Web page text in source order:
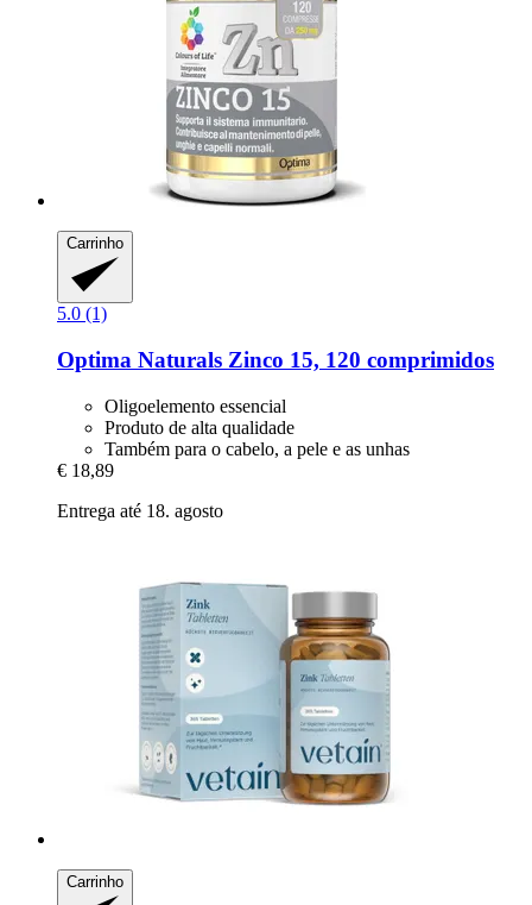
Carrinho
5.0 (1)
Optima Naturals Zinco 15, 120 comprimidos
Oligoelemento essencial
Produto de alta qualidade
Também para o cabelo, a pele e as unhas
€ 18,89
Entrega até 18. agosto
Carrinho